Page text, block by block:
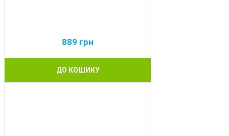
889 грн
ДО КОШИКУ